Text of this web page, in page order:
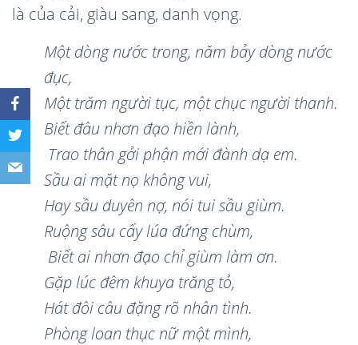
là của cải, giàu sang, danh vọng.
Một dòng nước trong, năm bảy dòng nước
đục,
Một trăm người tục, một chục người thanh.
Biết đâu nhơn đạo hiền lành,
Trao thân gởi phận mới đành dạ em.
Sầu ai mặt nọ không vui,
Hay sầu duyên nợ, nói tui sầu giùm.
Ruộng sâu cấy lúa đứng chùm,
Biết ai nhơn đạo chỉ giùm làm ơn.
Gặp lúc đêm khuya trăng tỏ,
Hát đôi câu đặng rõ nhân tình.
Phòng loan thục nữ một mình,